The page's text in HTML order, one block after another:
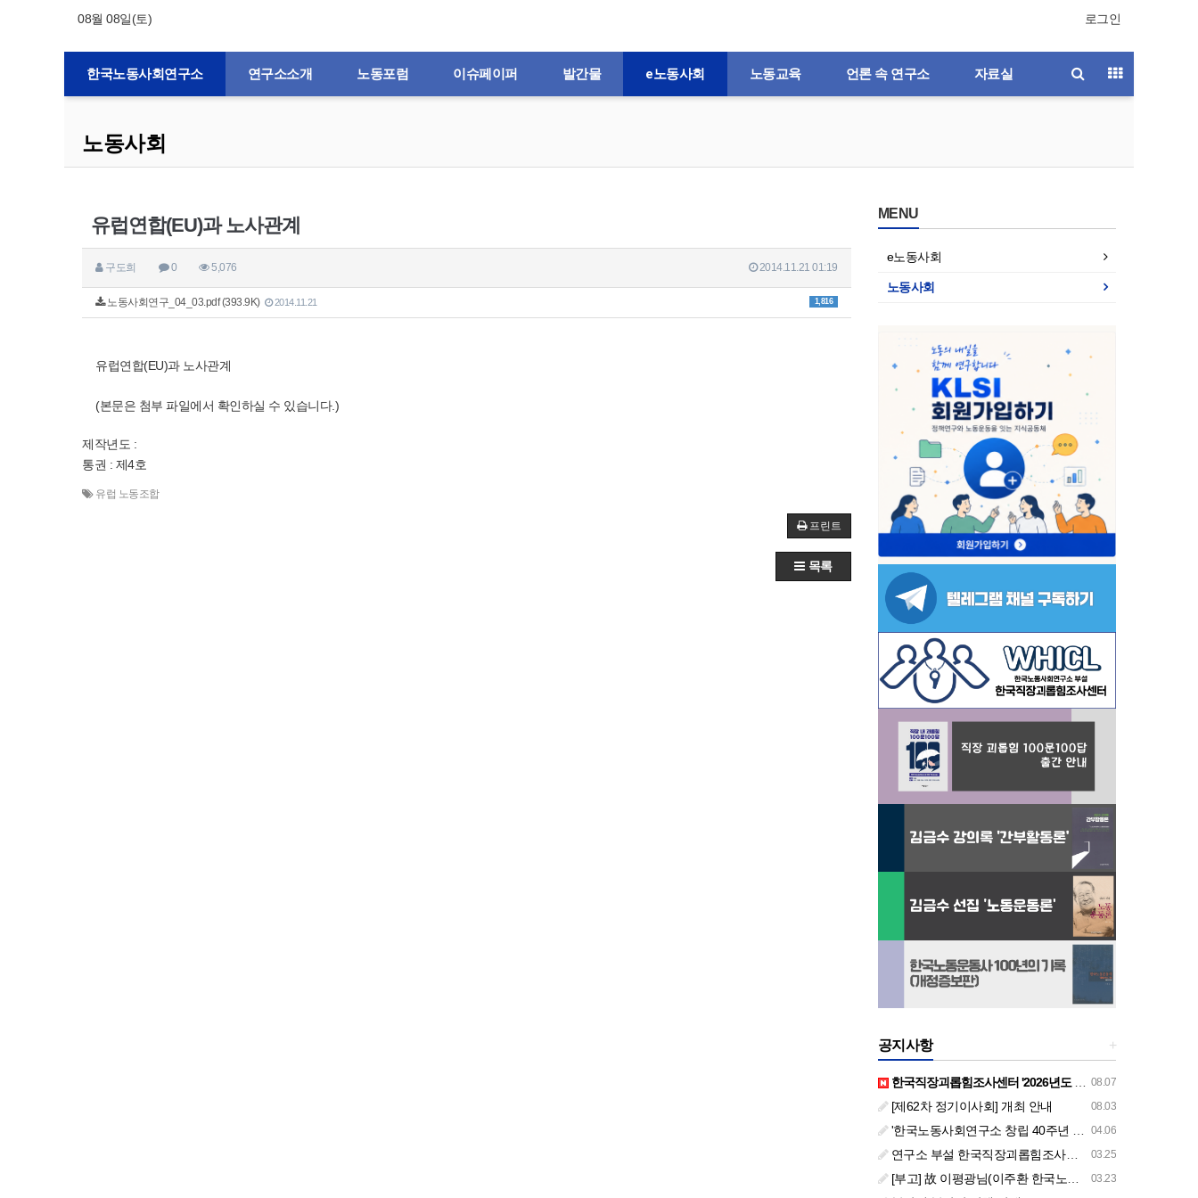
08월 08일(토) 로그인
한국노동사회연구소 연구소소개 노동포럼 이슈페이퍼 발간물 e노동사회 노동교육 언론 속 연구소 자료실
노동사회
유럽연합(EU)과 노사관계
구도희 0 5,076 2014.11.21 01:19
1,816
노동사회연구_04_03.pdf (393.9K) 2014.11.21
유럽연합(EU)과 노사관계
(본문은 첨부 파일에서 확인하실 수 있습니다.)
제작년도 :
통권 : 제4호
유럽 노동조합
프린트
목록
MENU
e노동사회
노동사회
+
공지사항
08.07
한국직장괴롭힘조사센터 '2026년도 하반기 주요 사업 안내' (교육/컨설팅)
08.03
[제62차 정기이사회] 개최 안내
04.06
'한국노동사회연구소 창립 40주년 기념 행사 안내'
03.25
연구소 부설 한국직장괴롭힘조사센터 '2026년도 주요 사업 안내' (교육/컨설팅)
03.23
[부고] 故 이평광님(이주환 한국노동사회연구소 부소장 부친상)